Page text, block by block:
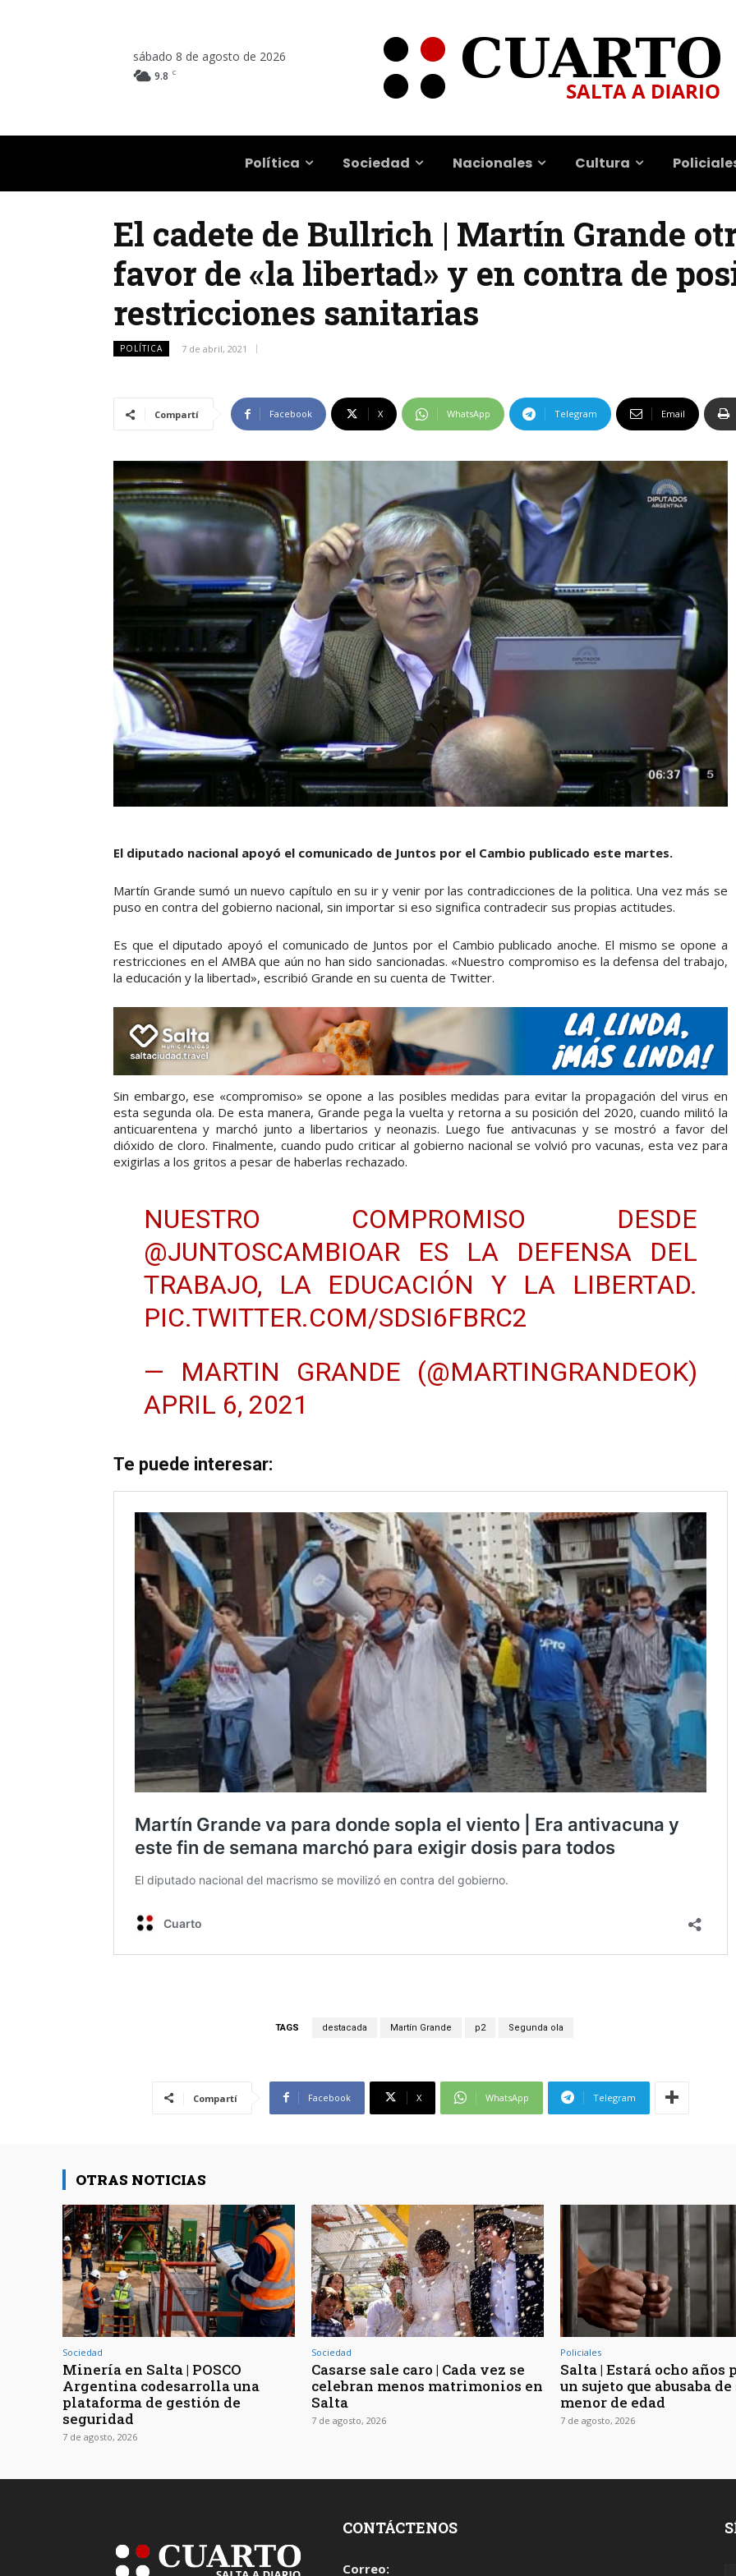
sábado 8 de agosto de 2026
9.8 C
Política Sociedad Nacionales Cultura
El cadete de Bullrich | Martín Grande
favor de «la libertad» y en contra de
restricciones sanitarias
POLÍTICA 7 de abril, 2021
Compartí Facebook X WhatsApp Telegram Email
El diputado nacional apoyó el comunicado de Juntos por el Cambio publicado este martes.
Martín Grande sumó un nuevo capítulo en su ir y venir por las contradicciones de la politica. Una vez más se
puso en contra del gobierno nacional, sin importar si eso significa contradecir sus propias actitudes.
Es que el diputado apoyó el comunicado de Juntos por el Cambio publicado anoche. El mismo se opone a
restricciones en el AMBA que aún no han sido sancionadas. «Nuestro compromiso es la defensa del trabajo,
la educación y la libertad», escribió Grande en su cuenta de Twitter.
Sin embargo, ese «compromiso» se opone a las posibles medidas para evitar la propagación del virus en
esta segunda ola. De esta manera, Grande pega la vuelta y retorna a su posición del 2020, cuando militó la
anticuarentena y marchó junto a libertarios y neonazis. Luego fue antivacunas y se mostró a favor del
dióxido de cloro. Finalmente, cuando pudo criticar al gobierno nacional se volvió pro vacunas, esta vez para
exigirlas a los gritos a pesar de haberlas rechazado.
NUESTRO COMPROMISO DESDE
@JUNTOSCAMBIOAR ES LA DEFENSA DEL
TRABAJO, LA EDUCACIÓN Y LA LIBERTAD.
PIC.TWITTER.COM/SDSI6FBRC2
— MARTIN GRANDE (@MARTINGRANDEOK)
APRIL 6, 2021
Te puede interesar:
TAGS destacada Martín Grande p2 Segunda ola
Compartí Facebook X WhatsApp Telegram
OTRAS NOTICIAS
Sociedad
Minería en Salta | POSCO
Argentina codesarrolla una
plataforma de gestión de
seguridad
7 de agosto, 2026
Sociedad
Casarse sale caro | Cada vez se
celebran menos matrimonios en
Salta
7 de agosto, 2026
Policiales
Salta | Estará ocho años
un sujeto que abusaba
menor de edad
7 de agosto, 2026
CONTÁCTENOS
Correo: